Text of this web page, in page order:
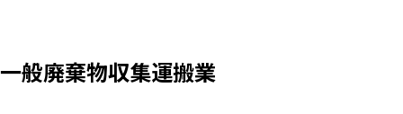
一般廃棄物収集運搬業